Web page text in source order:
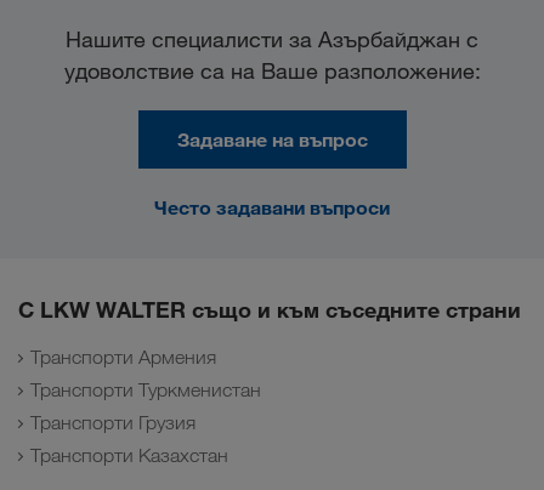
Нашите специалисти за Азърбайджан с
удоволствие са на Ваше разположение:
Задаване на въпрос
Често задавани въпроси
С LKW WALTER също и към съседните страни
Транспорти Армения
Транспорти Туркменистан
Транспорти Грузия
Транспорти Казахстан